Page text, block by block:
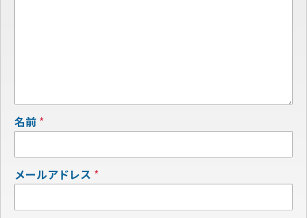
名前 *
メールアドレス *